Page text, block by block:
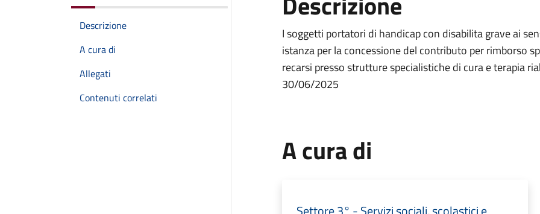
Descrizione
A cura di
Allegati
Contenuti correlati
I soggetti portatori di handicap con disabilita grave ai
istanza per la concessione del contributo per rimborso
recarsi presso strutture specialistiche di cura e terapia
30/06/2025
A cura di